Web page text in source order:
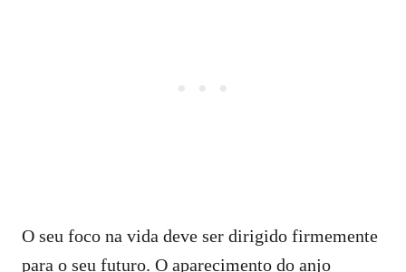
O seu foco na vida deve ser dirigido firmemente
para o seu futuro. O aparecimento do anjo